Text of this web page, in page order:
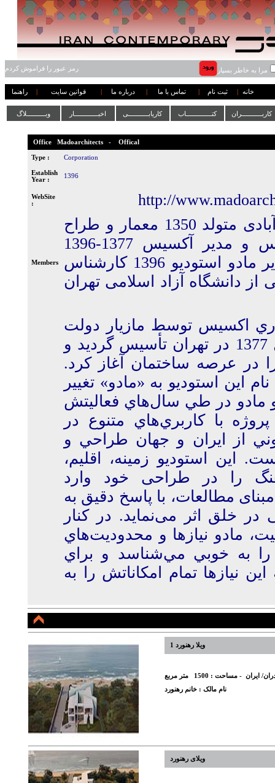
مرا به خاطر بسپار رمز عبور را فراموش کردم
خانه ثبت نام تماس با ما درباره ما قوانین سایت راهنما
کاربـــــــــــران کتــــــــــــــاب کاریابـــــــــــی اخبـــــــــــــار وبــــــــــلاگ
Office Madoarchitects - Offical
Corporation
Type :
1396
Establish
Year :
http://
WebSite
:
مازیار دولت آبادی متولد 1350 معمار و طراح
صنعتی مؤسس و مدیر آکسیس 1377-1396
مؤسس و مدیر مادو استودیو 1396 کارشناس
دانشگاه آزاد اسلامی تهران
Members
اکسیس توسط مازيار دولت
آبادي در سال 1377 در تهران تأسيس گرديد و
در عرصه ساختمان آغاز کرد.
در سال 1396 نام اين استوديو به «مادو» تغيير
مادو در طي سال‌هاي فعاليتش
از 300 پروژه با کاربري‌هاي متنوع در
از ايران و جهان طراحي و
این استودیو زمینه، اقلیم،
را در طراحی خود وارد
مطالعات، با پاسخ دقیق به
خلق اثر می‌نماید. در کنار
مادو نيازها و محدوديت‌هاي
را به خوبي مي‌شناسد و براي
نيازها تمام امکاناتش را به
ویلا رهنورد 1
ایران - مساحت : 1500 متر مربع
نام مالک : خانم رهنورد
ویلای رهنورد